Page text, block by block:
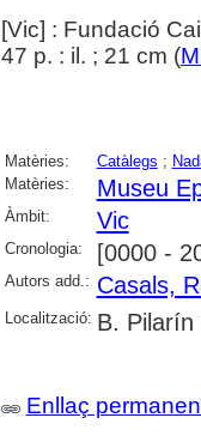
[Vic] : Fundació
47 p. : il. ; 21 cm (
Matèries: Catàlegs ;
Matèries:
Museu
Àmbit: Vic
Cronologia: [0000 -
Autors add.: Casals,
Localització: B. Pilarín
Enllaç